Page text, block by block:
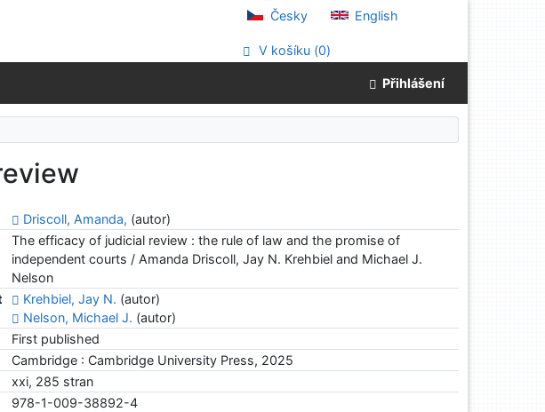
Česky English
V košíku (0)
Přihlášení
Driscoll, Amanda, (autor)
The efficacy of judicial review : the rule of law and the promise of
independent courts / Amanda Driscoll, Jay N. Krehbiel and Michael J.
Nelson
Krehbiel, Jay N. (autor)
Nelson, Michael J. (autor)
First published
Cambridge : Cambridge University Press, 2025
xxi, 285 stran
978-1-009-38892-4